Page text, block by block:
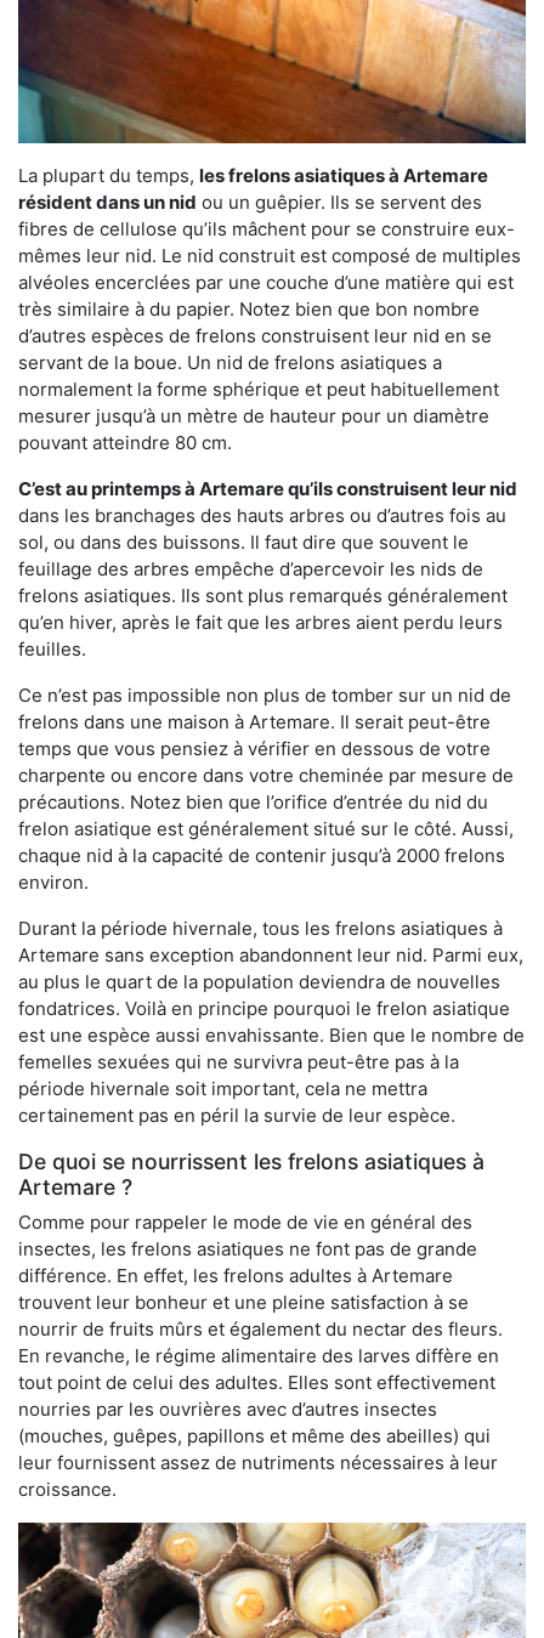
La plupart du temps, les frelons asiatiques à Artemare
résident dans un nid ou un guêpier. Ils se servent des
fibres de cellulose qu’ils mâchent pour se construire eux-
mêmes leur nid. Le nid construit est composé de multiples
alvéoles encerclées par une couche d’une matière qui est
très similaire à du papier. Notez bien que bon nombre
d’autres espèces de frelons construisent leur nid en se
servant de la boue. Un nid de frelons asiatiques a
normalement la forme sphérique et peut habituellement
mesurer jusqu’à un mètre de hauteur pour un diamètre
pouvant atteindre 80 cm.
C’est au printemps à Artemare qu’ils construisent leur nid
dans les branchages des hauts arbres ou d’autres fois au
sol, ou dans des buissons. Il faut dire que souvent le
feuillage des arbres empêche d’apercevoir les nids de
frelons asiatiques. Ils sont plus remarqués généralement
qu’en hiver, après le fait que les arbres aient perdu leurs
feuilles.
Ce n’est pas impossible non plus de tomber sur un nid de
frelons dans une maison à Artemare. Il serait peut-être
temps que vous pensiez à vérifier en dessous de votre
charpente ou encore dans votre cheminée par mesure de
précautions. Notez bien que l’orifice d’entrée du nid du
frelon asiatique est généralement situé sur le côté. Aussi,
chaque nid à la capacité de contenir jusqu’à 2000 frelons
environ.
Durant la période hivernale, tous les frelons asiatiques à
Artemare sans exception abandonnent leur nid. Parmi eux,
au plus le quart de la population deviendra de nouvelles
fondatrices. Voilà en principe pourquoi le frelon asiatique
est une espèce aussi envahissante. Bien que le nombre de
femelles sexuées qui ne survivra peut-être pas à la
période hivernale soit important, cela ne mettra
certainement pas en péril la survie de leur espèce.
De quoi se nourrissent les frelons asiatiques à
Artemare ?
Comme pour rappeler le mode de vie en général des
insectes, les frelons asiatiques ne font pas de grande
différence. En effet, les frelons adultes à Artemare
trouvent leur bonheur et une pleine satisfaction à se
nourrir de fruits mûrs et également du nectar des fleurs.
En revanche, le régime alimentaire des larves diffère en
tout point de celui des adultes. Elles sont effectivement
nourries par les ouvrières avec d’autres insectes
(mouches, guêpes, papillons et même des abeilles) qui
leur fournissent assez de nutriments nécessaires à leur
croissance.